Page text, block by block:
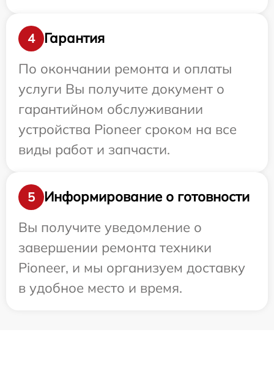
4
Гарантия
По окончании ремонта и оплаты
услуги Вы получите документ о
гарантийном обслуживании
устройства Pioneer сроком на все
виды работ и запчасти.
5
Информирование о готовности
Вы получите уведомление о
завершении ремонта техники
Pioneer, и мы организуем доставку
в удобное место и время.